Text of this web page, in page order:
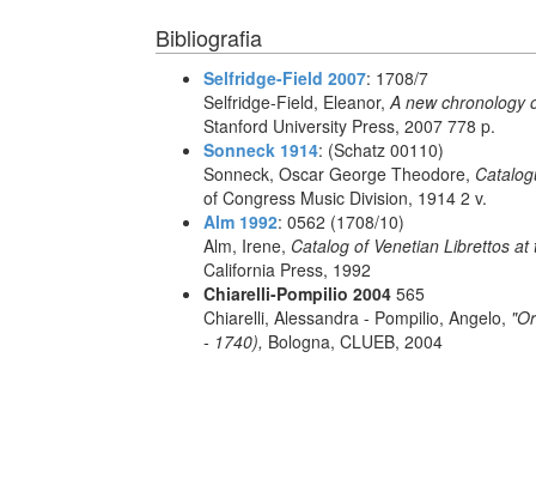
Bibliografia
Selfridge-Field 2007: 1708/7
Selfridge-Field, Eleanor,A new chronology
Stanford University Press, 2007 778 p.
Sonneck 1914: (Schatz 00110)
Sonneck, Oscar George Theodore,
of Congress Music Division, 1914 2 v.
Alm 1992: 0562 (1708/10)
Alm, Irene, Catalog of Venetian Librettos
California Press, 1992
Chiarelli-Pompilio 2004 565
Chiarelli, Alessandra - Pompilio, Angelo,
- 1740), Bologna, CLUEB, 2004